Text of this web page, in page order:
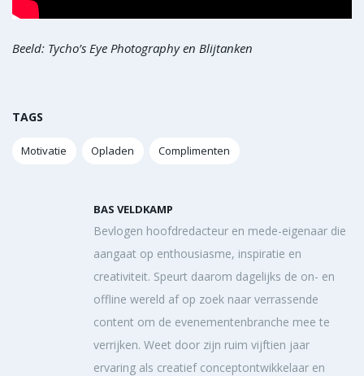
Beeld: Tycho’s Eye Photography en Blijtanken
TAGS
Motivatie Opladen Complimenten
BAS VELDKAMP
Bevlogen hoofdredacteur en mede-eigenaar die
aangaat op enthousiasme, inspiratie en
creativiteit. Speurt daarom dagelijks de on- en
offline wereld af op zoek naar verrassende
content om de evenementenbranche mee te
verrijken. Weet door zijn ruim vijftien jaar
ervaring als creatief conceptontwikkelaar en